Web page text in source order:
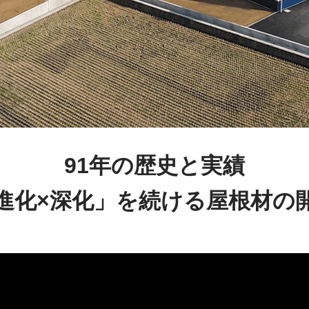
91年の歴史と実績
化×深化」を続ける屋根材の